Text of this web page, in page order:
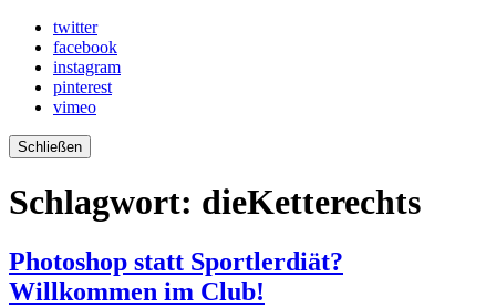
twitter
facebook
instagram
pinterest
vimeo
Schließen
Schlagwort: dieKetterechts
Photoshop statt Sportlerdiät?
Willkommen im Club!